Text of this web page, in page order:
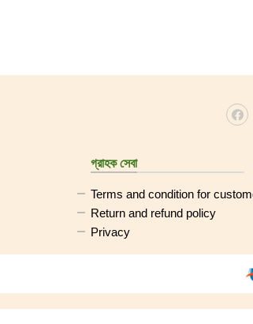
গ্রাহক সেবা
Terms and condition for
Return and refund policy
Privacy